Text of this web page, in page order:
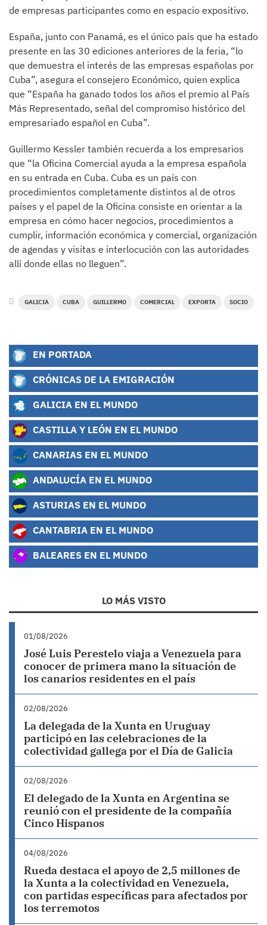
de empresas participantes como en espacio expositivo.
España, junto con Panamá, es el único país que ha estado
presente en las 30 ediciones anteriores de la feria, “lo
que demuestra el interés de las empresas españolas por
Cuba”, asegura el consejero Económico, quien explica
que “España ha ganado todos los años el premio al País
Más Representado, señal del compromiso histórico del
empresariado español en Cuba”.
Guillermo Kessler también recuerda a los empresarios
que “la Oficina Comercial ayuda a la empresa española
en su entrada en Cuba. Cuba es un país con
procedimientos completamente distintos al de otros
países y el papel de la Oficina consiste en orientar a la
empresa en cómo hacer negocios, procedimientos a
cumplir, información económica y comercial, organización
de agendas y visitas e interlocución con las autoridades
allí donde ellas no lleguen”.
GALICIA CUBA GUILLERMO COMERCIAL EXPORTA SOCIO
EN PORTADA
CRÓNICAS DE LA EMIGRACIÓN
GALICIA EN EL MUNDO
CASTILLA Y LEÓN EN EL MUNDO
CANARIAS EN EL MUNDO
ANDALUCÍA EN EL MUNDO
ASTURIAS EN EL MUNDO
CANTABRIA EN EL MUNDO
BALEARES EN EL MUNDO
LO MÁS VISTO
01/08/2026
José Luis Perestelo viaja a Venezuela para
conocer de primera mano la situación de
los canarios residentes en el país
02/08/2026
La delegada de la Xunta en Uruguay
participó en las celebraciones de la
colectividad gallega por el Día de Galicia
02/08/2026
El delegado de la Xunta en Argentina se
reunió con el presidente de la compañía
Cinco Hispanos
04/08/2026
Rueda destaca el apoyo de 2,5 millones de
la Xunta a la colectividad en Venezuela,
con partidas específicas para afectados por
los terremotos